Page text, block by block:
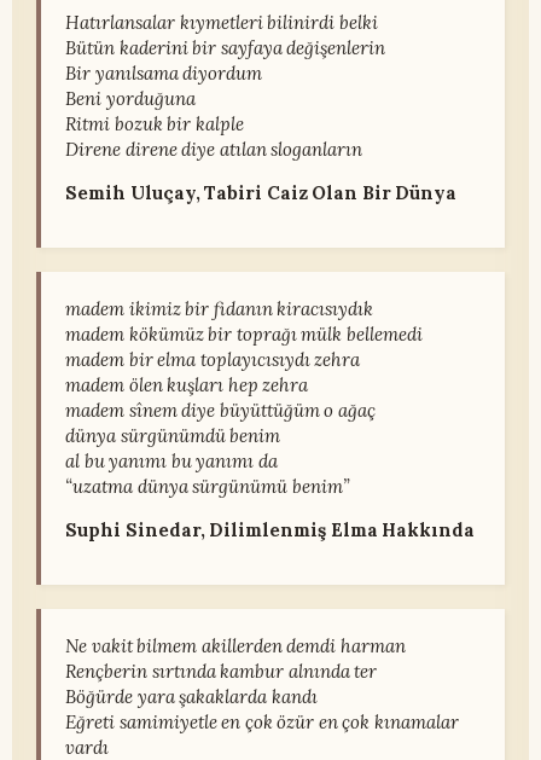
Hatırlansalar kıymetleri bilinirdi belki
Bütün kaderini bir sayfaya değişenlerin
Bir yanılsama diyordum
Beni yorduğuna
Ritmi bozuk bir kalple
Direne direne diye atılan sloganların
Semih Uluçay, Tabiri Caiz Olan Bir Dünya
madem ikimiz bir fidanın kiracısıydık
madem kökümüz bir toprağı mülk bellemedi
madem bir elma toplayıcısıydı zehra
madem ölen kuşları hep zehra
madem sînem diye büyüttüğüm o ağaç
dünya sürgünümdü benim
al bu yanımı bu yanımı da
“uzatma dünya sürgünümü benim”
Suphi Sinedar, Dilimlenmiş Elma Hakkında
Ne vakit bilmem akillerden demdi harman
Rençberin sırtında kambur alnında ter
Böğürde yara şakaklarda kandı
Eğreti samimiyetle en çok özür en çok kınamalar
vardı